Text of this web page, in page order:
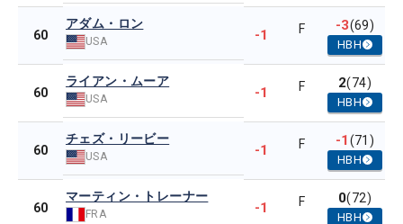
60
アダム・ロン
USA -1 F -3(69)
HBH
60
ライアン・ムーア
USA -1 F 2(74)
HBH
60
チェズ・リービー
USA -1 F -1(71)
HBH
60
マーティン・トレーナー
FRA -1 F 0(72)
HBH